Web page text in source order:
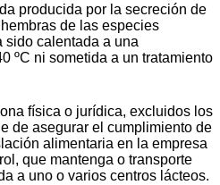
producida por la secreción de
de las especies
sido calentada a una
ºC ni sometida a un tratamiento
física o jurídica, excluidos los
de asegurar el cumplimiento de
alimentaria en la empresa
que mantenga o transporte
a uno o varios centros lácteos.